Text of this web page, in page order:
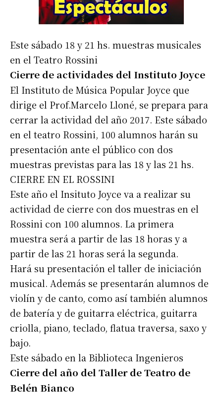
Este sábado 18 y 21 hs. muestras musicales
en el Teatro Rossini
Cierre de actividades del Instituto Joyce
El Instituto de Música Popular Joyce que
dirige el Prof.Marcelo Lloné, se prepara para
cerrar la actividad del año 2017. Este sábado
en el teatro Rossini, 100 alumnos harán su
presentación ante el público con dos
muestras previstas para las 18 y las 21 hs.
CIERRE EN EL ROSSINI
Este año el Insituto Joyce va a realizar su
actividad de cierre con dos muestras en el
Rossini con 100 alumnos. La primera
muestra será a partir de las 18 horas y a
partir de las 21 horas será la segunda.
Hará su presentación el taller de iniciación
musical. Además se presentarán alumnos de
violín y de canto, como así también alumnos
de batería y de guitarra eléctrica, guitarra
criolla, piano, teclado, flatua traversa, saxo y
bajo.
Este sábado en la Biblioteca Ingenieros
Cierre del año del Taller de Teatro de
Belén Bianco